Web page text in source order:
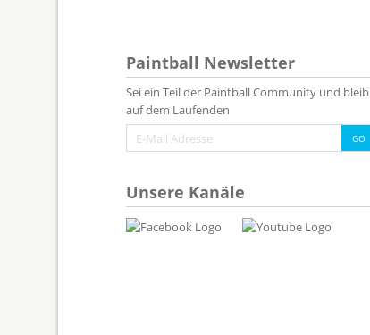
Paintball Newsletter
Sei ein Teil der Paintball Community und bleib
auf dem Laufenden
Unsere Kanäle